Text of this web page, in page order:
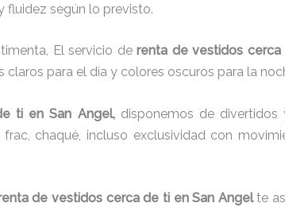
fluidez según lo previsto.
El servicio derenta de vestidos
para el día y colores oscuros para la
ti en San Angel, disponemos de divertidos
frac, chaqué, incluso exclusividad con
de vestidos cerca de ti en San Angelte